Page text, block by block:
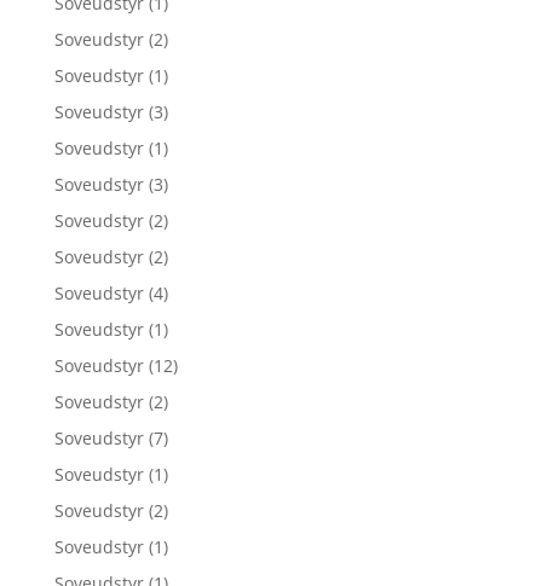
Soveudstyr (2)
Soveudstyr (1)
Soveudstyr (3)
Soveudstyr (1)
Soveudstyr (3)
Soveudstyr (2)
Soveudstyr (2)
Soveudstyr (4)
Soveudstyr (1)
Soveudstyr (12)
Soveudstyr (2)
Soveudstyr (7)
Soveudstyr (1)
Soveudstyr (2)
Soveudstyr (1)